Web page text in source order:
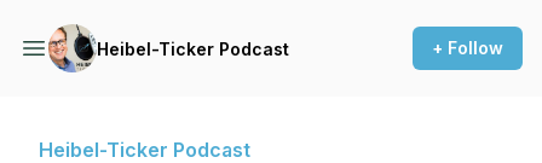
Heibel-Ticker Podcast + Follow
Heibel-Ticker Podcast